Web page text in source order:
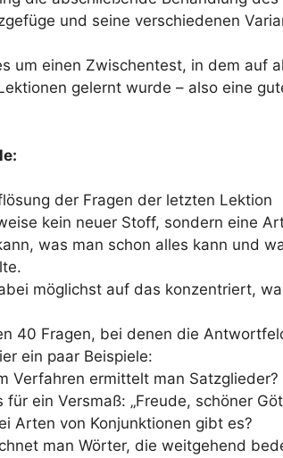
und seine verschiedenen
um einen Zwischentest, in dem auf
gelernt wurde – also eine
:
der Fragen der letzten Lektion
kein neuer Stoff, sondern eine
was man schon alles kann und
möglichst auf das konzentriert,
40 Fragen, bei denen die
ein paar Beispiele:
Verfahren ermittelt man Satzglieder?
für ein Versmaß: „Freude, schöner
Arten von Konjunktionen gibt es?
man Wörter, die weitgehend